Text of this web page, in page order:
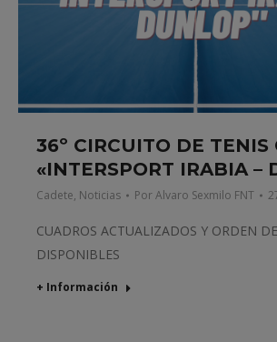
36º CIRCUITO DE TENIS
«INTERSPORT IRABIA –
Cadete, Noticias PorAlvaro Sexmilo FNT
CUADROS ACTUALIZADOS Y ORDEN
DISPONIBLES
+ Información